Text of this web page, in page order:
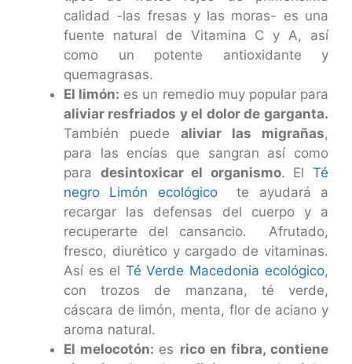
calidad -las fresas y las moras- es una
fuente natural de Vitamina C y A, así
como un potente antioxidante y
quemagrasas.
El limón: es un remedio muy popular para
aliviar resfriados y el dolor de garganta.
También puede aliviar las migrañas,
para las encías que sangran así como
para desintoxicar el organismo. ElTé
negro Limón ecológicote ayudará a
recargar las defensas del cuerpo y a
recuperarte del cansancio. Afrutado,
fresco, diurético y cargado de vitaminas.
Así es el Té Verde Macedonia ecológico,
con trozos de manzana, té verde,
cáscara de limón, menta, flor de aciano y
aroma natural.
El melocotón: es rico en fibra, contiene